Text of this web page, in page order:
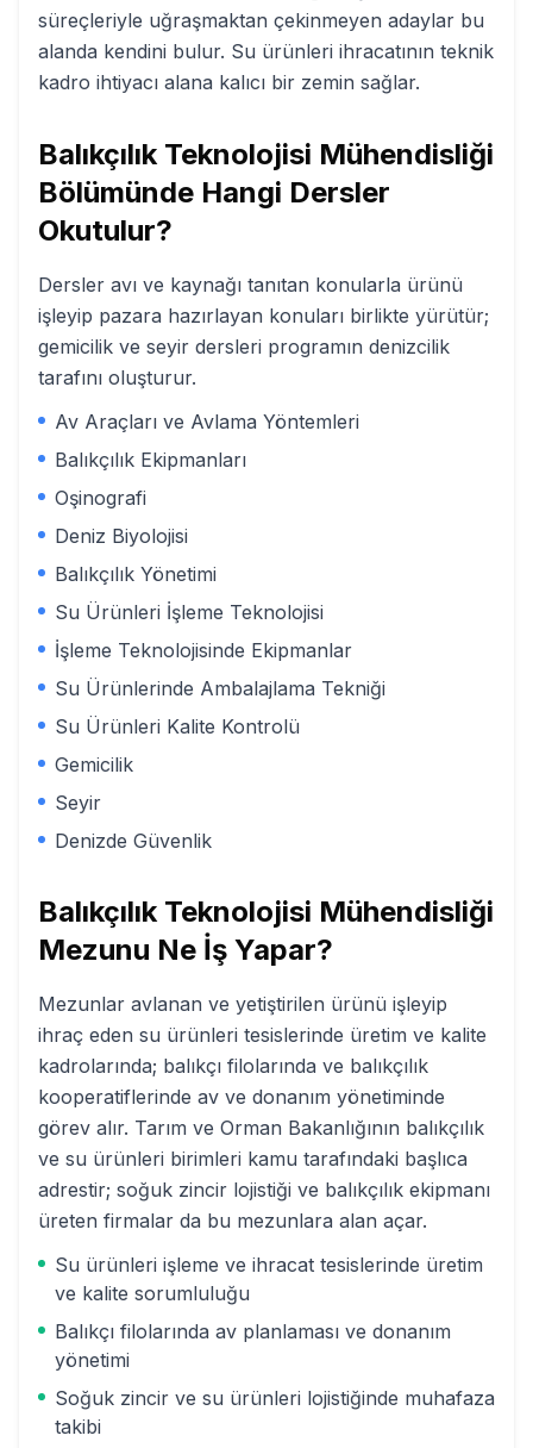
süreçleriyle uğraşmaktan çekinmeyen adaylar bu
alanda kendini bulur. Su ürünleri ihracatının teknik
kadro ihtiyacı alana kalıcı bir zemin sağlar.
Balıkçılık Teknolojisi Mühendisliği
Bölümünde Hangi Dersler
Okutulur?
Dersler avı ve kaynağı tanıtan konularla ürünü
işleyip pazara hazırlayan konuları birlikte yürütür;
gemicilik ve seyir dersleri programın denizcilik
tarafını oluşturur.
Av Araçları ve Avlama Yöntemleri
Balıkçılık Ekipmanları
Oşinografi
Deniz Biyolojisi
Balıkçılık Yönetimi
Su Ürünleri İşleme Teknolojisi
İşleme Teknolojisinde Ekipmanlar
Su Ürünlerinde Ambalajlama Tekniği
Su Ürünleri Kalite Kontrolü
Gemicilik
Seyir
Denizde Güvenlik
Balıkçılık Teknolojisi Mühendisliği
Mezunu Ne İş Yapar?
Mezunlar avlanan ve yetiştirilen ürünü işleyip
ihraç eden su ürünleri tesislerinde üretim ve kalite
kadrolarında; balıkçı filolarında ve balıkçılık
kooperatiflerinde av ve donanım yönetiminde
görev alır. Tarım ve Orman Bakanlığının balıkçılık
ve su ürünleri birimleri kamu tarafındaki başlıca
adrestir; soğuk zincir lojistiği ve balıkçılık ekipmanı
üreten firmalar da bu mezunlara alan açar.
Su ürünleri işleme ve ihracat tesislerinde üretim
ve kalite sorumluluğu
Balıkçı filolarında av planlaması ve donanım
yönetimi
Soğuk zincir ve su ürünleri lojistiğinde muhafaza
takibi